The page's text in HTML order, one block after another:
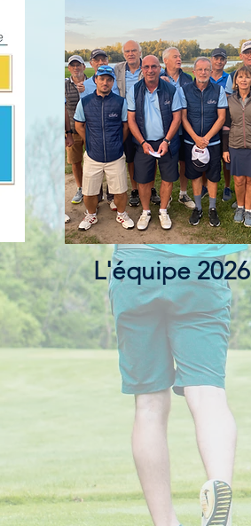
L'équipe 2026